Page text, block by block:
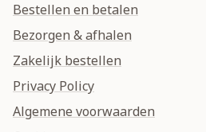
Bestellen en betalen
Bezorgen & afhalen
Zakelijk bestellen
Privacy Policy
Algemene voorwaarden